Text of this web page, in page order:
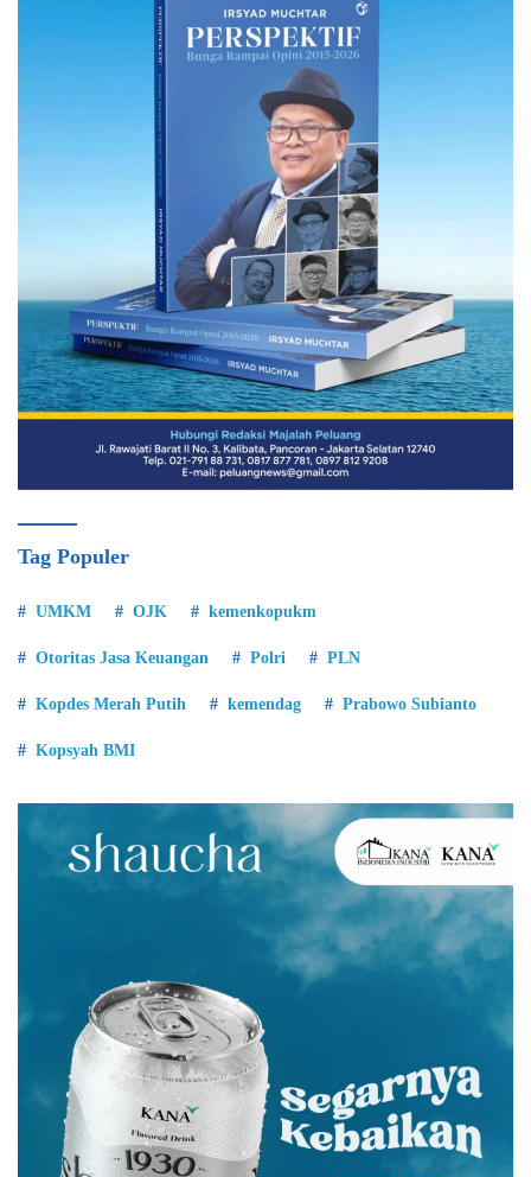
Tag Populer
UMKM OJK kemenkopukm
Otoritas Jasa Keuangan Polri PLN
Kopdes Merah Putih kemendag Prabowo Subianto
Kopsyah BMI